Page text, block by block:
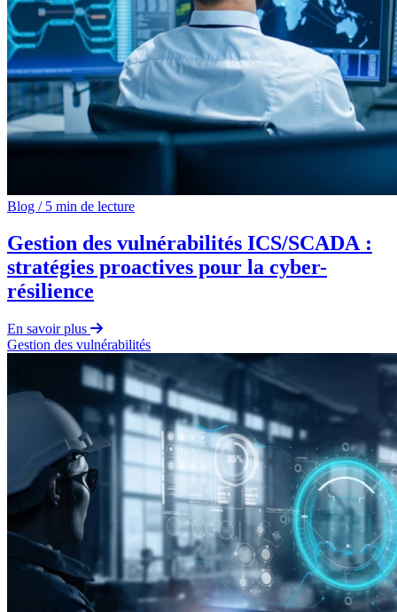
Blog /5 min de lecture
Gestion des vulnérabilités ICS/SCADA :
stratégies proactives pour la cyber-
résilience
En savoir plus
Gestion des vulnérabilités